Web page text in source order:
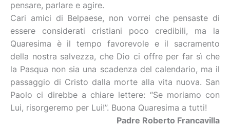
pensare, parlare e agire.
Cari amici di Belpaese, non vorrei che pensaste di
essere considerati cristiani poco credibili, ma la
Quaresima è il tempo favorevole e il sacramento
della nostra salvezza, che Dio ci offre per far sì che
la Pasqua non sia una scadenza del calendario, ma il
passaggio di Cristo dalla morte alla vita nuova. San
Paolo ci direbbe a chiare lettere: “Se moriamo con
Lui, risorgeremo per Lui!”. Buona Quaresima a tutti!
Padre Roberto Francavilla